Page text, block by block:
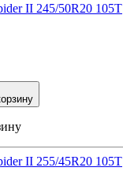
II 245/50R20 105T
II 255/45R20 105T